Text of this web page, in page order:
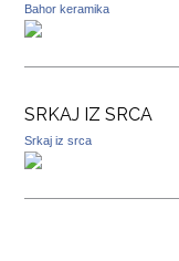
Bahor keramika
SRKAJ IZ SRCA
Srkaj iz srca